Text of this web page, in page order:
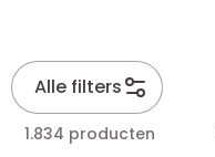
Alle filters
1.834 producten